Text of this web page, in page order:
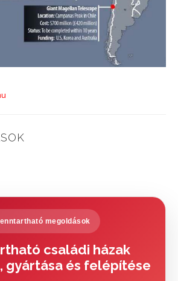
megoldások
családi házak
gyártása és felépítése